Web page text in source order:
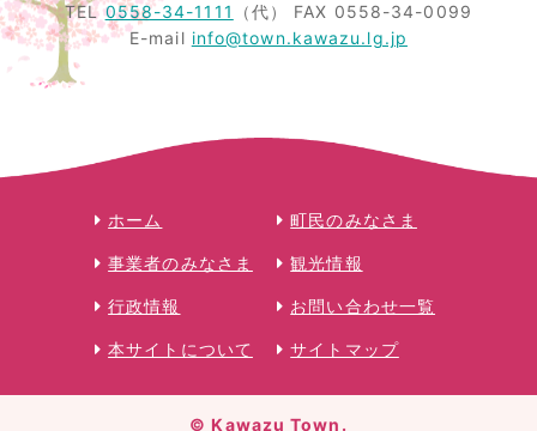
TEL0558-34-1111 （代） FAX 0558-34-0099
E-mail info@town.kawazu.lg.jp
ホーム 町民のみなさま
事業者のみなさま 観光情報
行政情報 お問い合わせ一覧
本サイトについて サイトマップ
© Kawazu Town.